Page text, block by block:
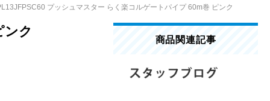
プッシュマスター らく楽コルゲートパイプ 60m巻 ピンク
ク
商品関連記事